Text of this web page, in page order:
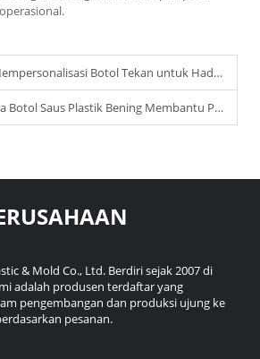
Botol Tekan untuk Hadiah Promosi?
Saus Plastik Bening Membantu Pengendalian Porsi
& Mold Co., Ltd. Berdiri sejak 2007 di
adalah produsen terdaftar yang
pengembangan dan produksi ujung ke
pesanan.